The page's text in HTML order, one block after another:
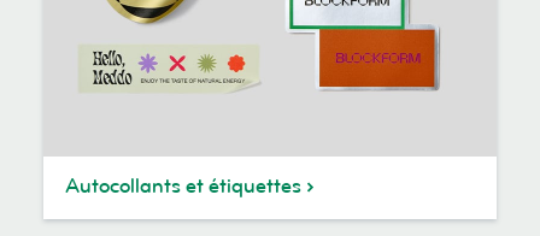
Autocollants et étiquettes